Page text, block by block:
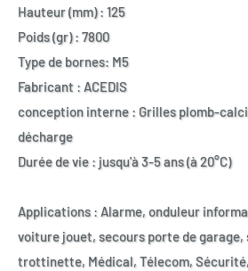
Hauteur (mm) : 125
Poids (gr) : 7800
Type de bornes: M5
Fabricant : ACEDIS
conception interne : Grilles plomb-
décharge
Durée de vie : jusqu'à 3-5 ans (à 20°C)
Applications : Alarme, onduleur
voiture jouet, secours porte de
trottinette, Médical, Télecom,